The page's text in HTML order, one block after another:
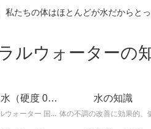
私たちの体はほとんどが水だからと
ルウォーターの
国産の超軟水（硬度 0-50mg/L）
超軟水 ミネラルウォーター 国産 （ 硬度 0 ～ 50 ）に関する情報です。日本のミネラルウォーターはほとんどが軟水ですが、その中でも硬度が 0 ～ 50mg/L までの 超軟水 を紹介します。
水の知識